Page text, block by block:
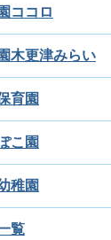
ココロ
木更津みらい
育園
こ園
稚園
覧